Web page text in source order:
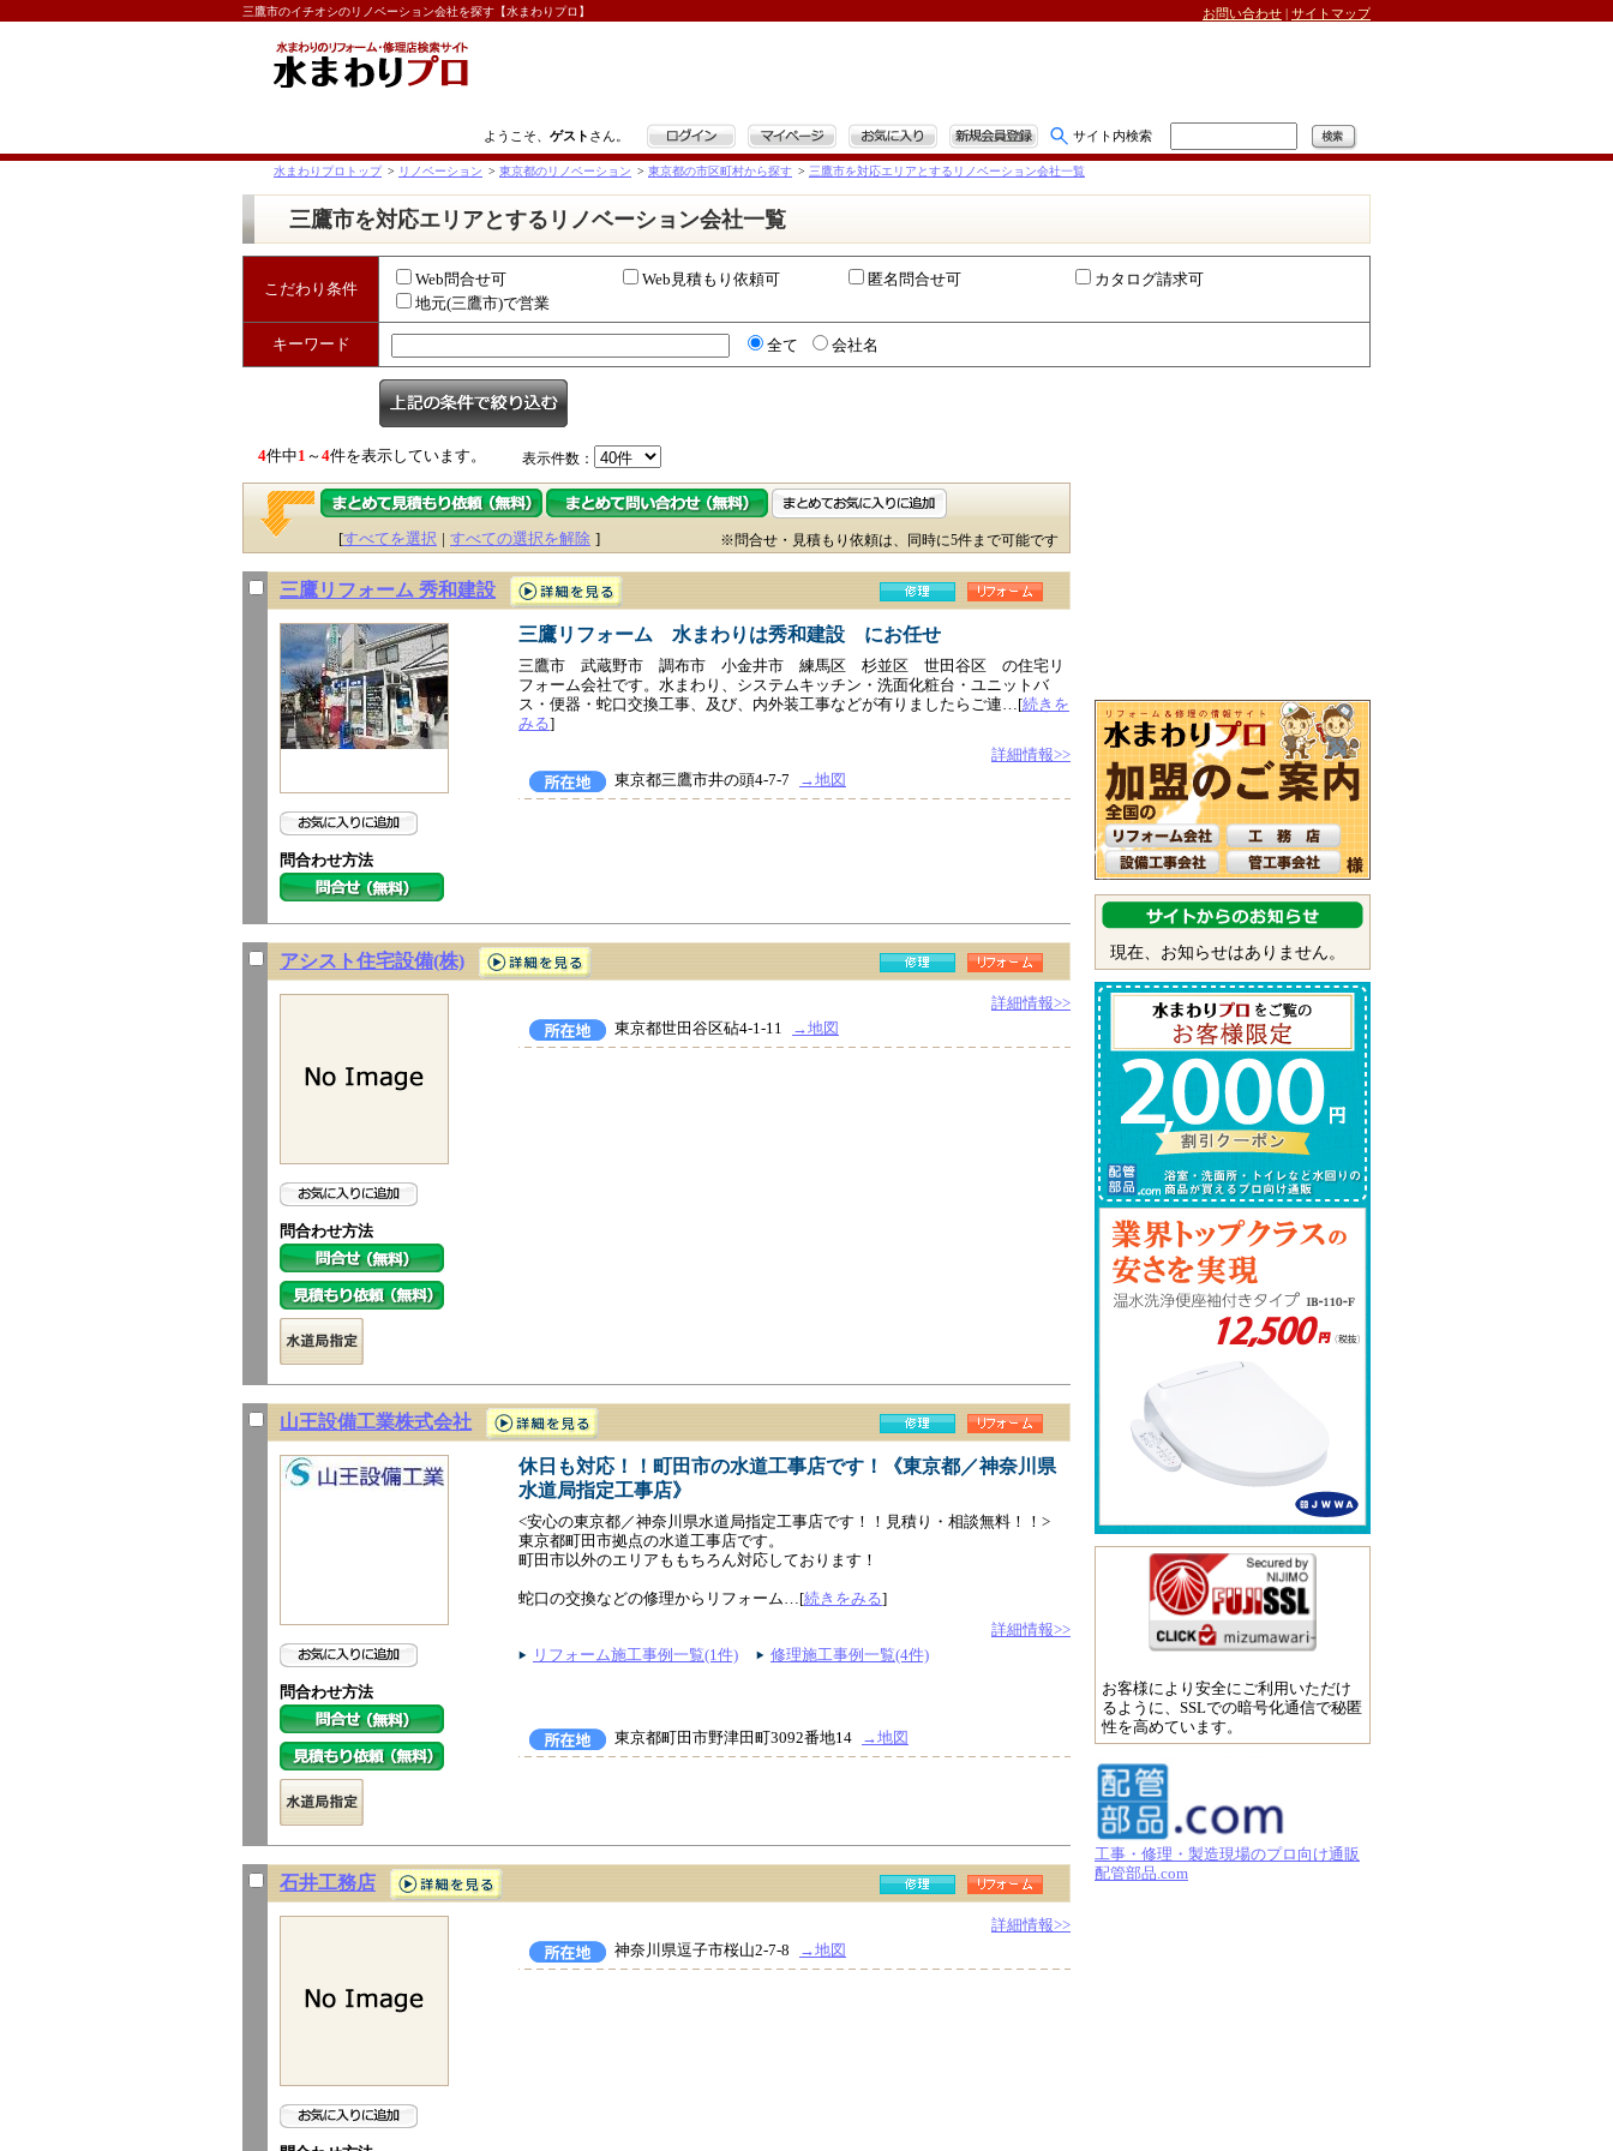
三鷹市のイチオシのリノベーション会社を探す【水まわりプロ】 お問い合わせ | サイトマップ
ようこそ、 ゲスト さん。 ログイン マイページ お気に入り 新規会員登録 サイト内検索
水まわりプロトップ > リノベーション > 東京都のリノベーション > 東京都の市区町村から探す > 三鷹市を対応エリアとするリノベーション会社一覧
三鷹市を対応エリアとするリノベーション会社一覧
こだわり条件
Web問合せ可 Web見積もり依頼可 匿名問合せ可
カタログ請求可
地元(三鷹市)で営業
キーワード 全て 会社名
4件中1 ～4件を表示しています。 表示件数：
[すべてを選択 | すべての選択を解除 ] ※問合せ・見積もり依頼は、同時に5件まで可能です
三鷹リフォーム 秀和建設
問合わせ方法
三鷹リフォーム 水まわりは秀和建設 にお任せ
三鷹市 武蔵野市 調布市 小金井市 練馬区 杉並区 世田谷区 の住宅リ
フォーム会社です。水まわり、システムキッチン・洗面化粧台・ユニットバ
ス・便器・蛇口交換工事、及び、内外装工事などが有りましたらご連…[続きを
みる]
詳細情報>>
東京都三鷹市井の頭4-7-7
→地図
アシスト住宅設備(株)
問合わせ方法
詳細情報>>
東京都世田谷区砧4-1-11
→地図
山王設備工業株式会社
問合わせ方法
休日も対応！！町田市の水道工事店です！《東京都／神奈川県
水道局指定工事店》
<安心の東京都／神奈川県水道局指定工事店です！！見積り・相談無料！！>
東京都町田市拠点の水道工事店です。
町田市以外のエリアももちろん対応しております！
蛇口の交換などの修理からリフォーム…[続きをみる]
詳細情報>>
リフォーム施工事例一覧(1件)
修理施工事例一覧(4件)
東京都町田市野津田町3092番地14 →地図
石井工務店
詳細情報>>
神奈川県逗子市桜山2-7-8
→地図
現在、お知らせはありません。
お客様により安全にご利用いただけ
るように、SSLでの暗号化通信で秘匿
性を高めています。
工事・修理・製造現場のプロ向け通販
配管部品.com